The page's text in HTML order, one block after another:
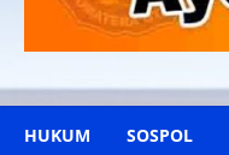
HUKUM SOSPOL